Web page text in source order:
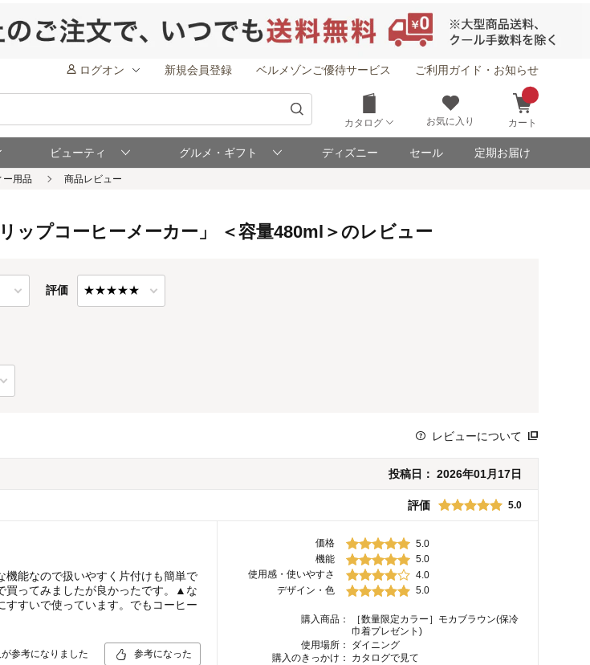
ログオン 新規会員登録 ベルメゾンご優待サービス ご利用ガイド・お知らせ
カタログ お気に入り カート
ビューティ グルメ・ギフト ディズニー セール 定期お届け
ップコーヒーメーカー」 ＜容量480ml＞のレビュー
評価
レビューについて
投稿日： 2026年01月17日
評価 5.0
機能なので扱いやすく片付けも簡単で
買ってみましたが良かったです。▲な
すいで使っています。でもコーヒー
が参考になりました 参考になった
価格
5.0
機能
5.0
使用感・使いやすさ
4.0
デザイン・色
5.0
購入商品：
［数量限定カラー］モカブラウン(保冷
巾着プレゼント)
使用場所：
ダイニング
購入のきっかけ：
カタログで見て